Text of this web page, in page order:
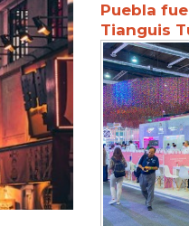
Puebla
Tianguis